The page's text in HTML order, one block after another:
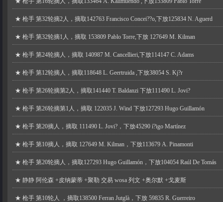
★ 枪手 第32轮摘2人，摘取142763 Francisco Concei??o,下放125834 N. Aguerd
★ 枪手 第32轮摘1人，摘取 153809 Pablo Torre,下放 127649 M. Kilman
★ 枪手 第24轮摘人，摘取 140987 M. Cancellieri,下放114147 C. Adams
★ 枪手 第12轮摘人，摘取118648 L. Geertruida ,下放38054 S. Kj?r
★ 枪手 第26轮摘第2人，摘取141440 T. Baldanzi 下放111490 L. Jovi?
★ 枪手 第26轮摘第1人，摘取 122035 J. Wind 下放127293 Hugo Guillamón
★ 枪手 第20摘人，摘取 111490 L. Jovi?，下放45290 í?igo Martínez
★ 枪手 第10摘人，摘取 127649 M. Kilman，下放113679 A. Pinamonti
★ 枪手 第20轮摘人，摘取127293 Hugo Guillamón，下放104054 Raúl De Tomás
★ 静静 阿伦森 +皮纳蒙蒂 +聚勒 交易 wosa 列文 +奥尔默 +戈麦斯
★ 枪手 第10轮人 ，摘取138500 Ferran Jutglà，下放 59835 R. Guerreiro